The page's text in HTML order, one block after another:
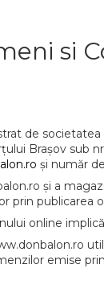
si
de societatea
Brașov sub
și număr
și a
prin publicarea
online
emise